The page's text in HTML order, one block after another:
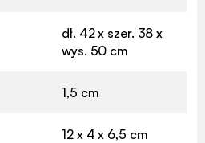
dł. 42 x szer. 38 x
wys. 50 cm
1,5 cm
12 x 4 x 6,5 cm